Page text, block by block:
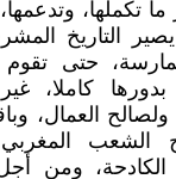
تكملها،
التاريخ
حتى تقوم
بدورها كاملا،
ولصالح العمال،
الشعب
الكادحة، ومن